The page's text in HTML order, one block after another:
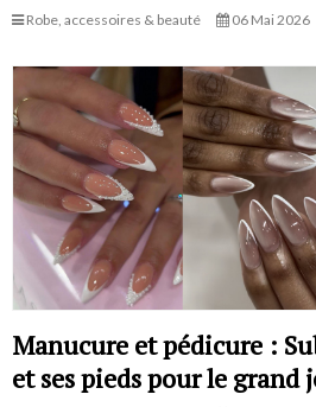
Robe, accessoires & beauté 06 Mai 2026
Manucure et pédicure :
et ses pieds pour le grand